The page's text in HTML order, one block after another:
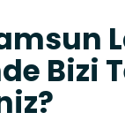
Bizi